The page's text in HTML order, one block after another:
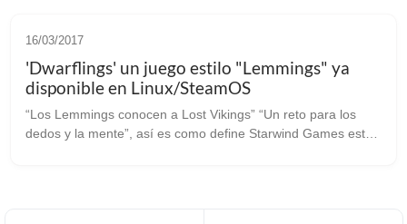
16/03/2017
'Dwarflings' un juego estilo "Lemmings" ya
disponible en Linux/SteamOS
“Los Lemmings conocen a Lost Vikings” “Un reto para los
dedos y la mente”, así es como define Starwind Games este